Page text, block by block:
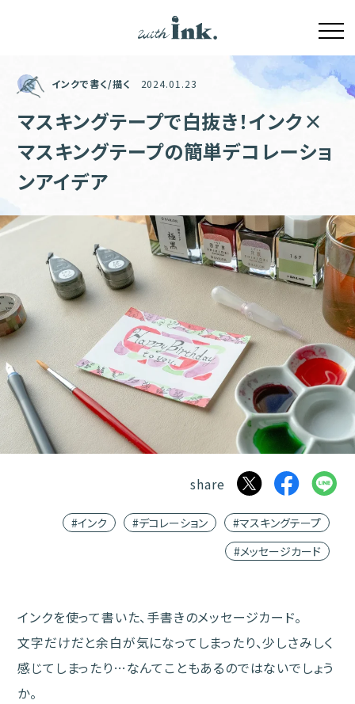
インクで書く/描く 2024.01.23
マスキングテープで白抜き！インク×
マスキングテープの簡単デコレーショ
ンアイデア
share
#インク #デコレーション
#マスキングテープ
#メッセージカード
インクを使って書いた、手書きのメッセージカード。
文字だけだと余白が気になってしまったり、少しさみしく
感じてしまったり…なんてこともあるのではないでしょう
か。